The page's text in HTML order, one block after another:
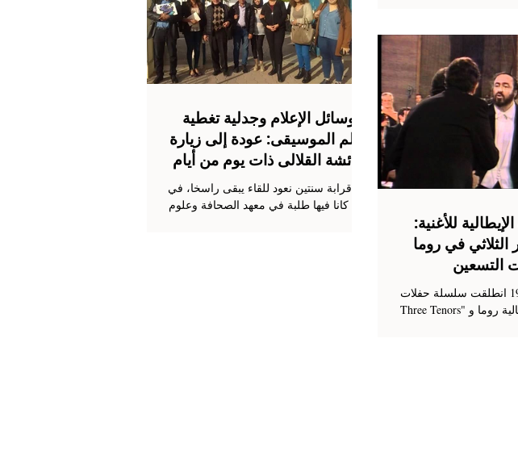
وسائل الإعلام وجدلية تغطية
عالم الموسيقى: عودة إلى زيارة
عائشة القلالى ذات يوم من أيام
نوفمبر 2017
بعد قرابة سنتين نعود للقاء يبقى راسخا، في
أيام كانا فيها طلبة في معهد الصحافة وعلوم
للأغنية:
الثلاثي في روما
التسعين
في سنة 1990 انطلقت سلسلة حفلات "The
Three Tenors" في العاصمة الإيطالية روما و